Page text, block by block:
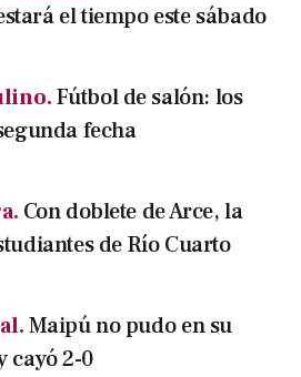
el tiempo este sábado
Fútbol de salón: los
fecha
Con doblete de Arce, la
de Río Cuarto
Maipú no pudo en su
cayó 2-0